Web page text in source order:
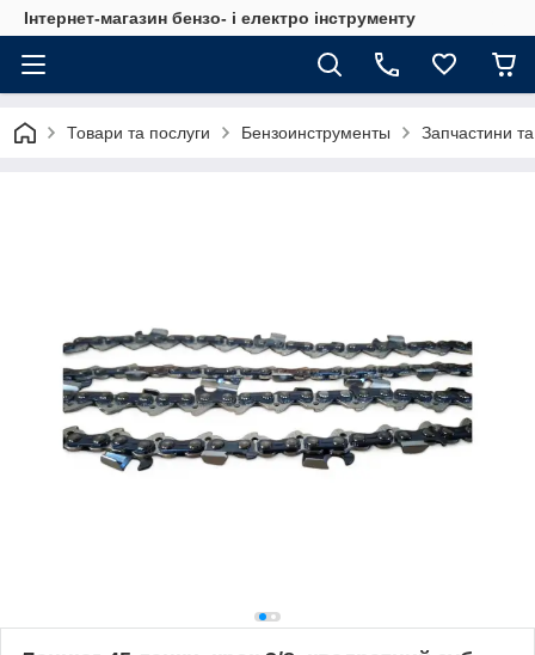
Інтернет-магазин бензо- і електро інструменту
Товари та послуги Бензоинструменты Запчастини